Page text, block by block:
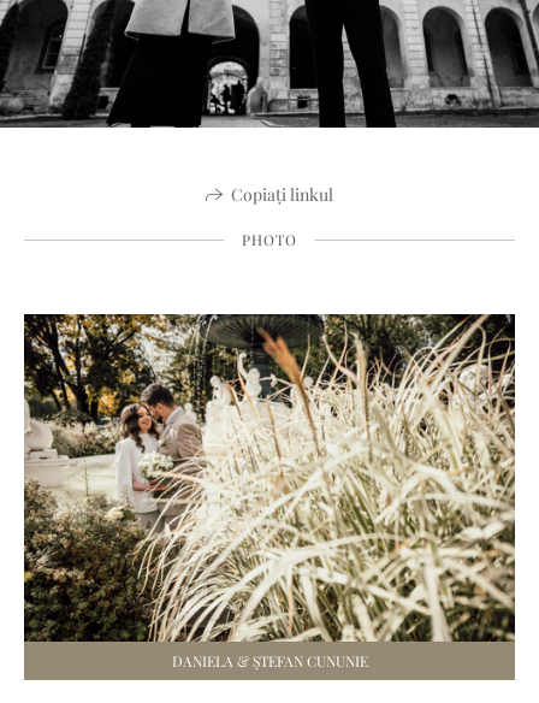
Copiați linkul
PHOTO
DANIELA & ȘTEFAN CUNUNIE